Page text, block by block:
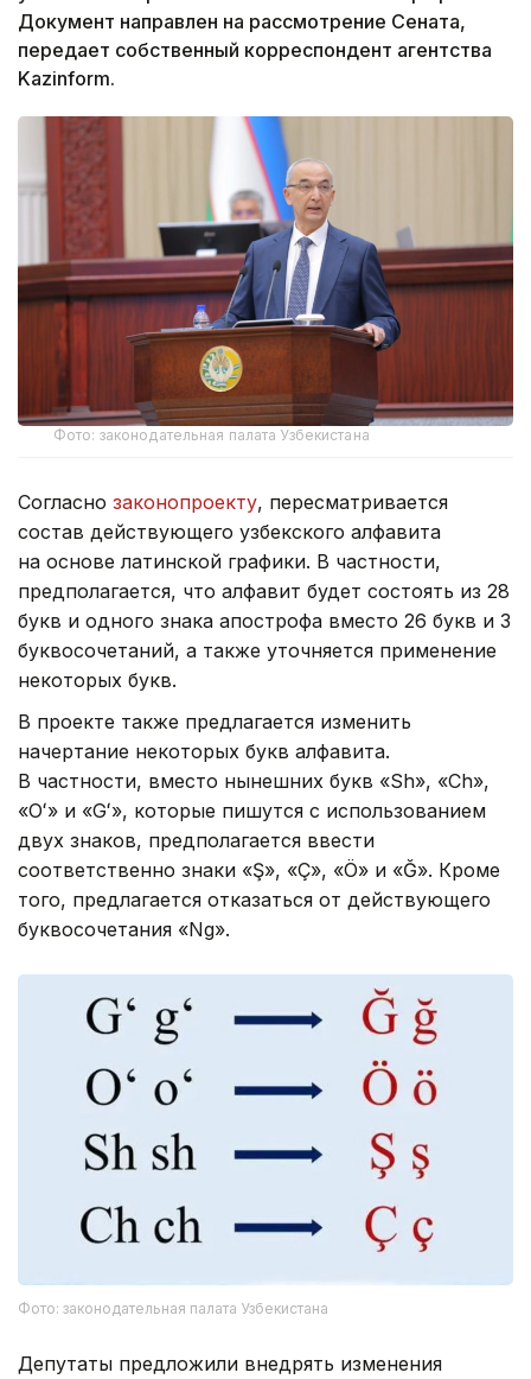
Документ направлен на рассмотрение Сената,
передает собственный корреспондент агентства
Kazinform.
Фото: законодательная палата Узбекистана
Согласно законопроекту, пересматривается
состав действующего узбекского алфавита
на основе латинской графики. В частности,
предполагается, что алфавит будет состоять из 28
букв и одного знака апострофа вместо 26 букв и 3
буквосочетаний, а также уточняется применение
некоторых букв.
В проекте также предлагается изменить
начертание некоторых букв алфавита.
В частности, вместо нынешних букв «Sh», «Ch»,
«Oʻ» и «Gʻ», которые пишутся с использованием
двух знаков, предполагается ввести
соответственно знаки «Ş», «Ç», «Ö» и «Ğ». Кроме
того, предлагается отказаться от действующего
буквосочетания «Ng».
Фото: законодательная палата Узбекистана
Депутаты предложили внедрять изменения